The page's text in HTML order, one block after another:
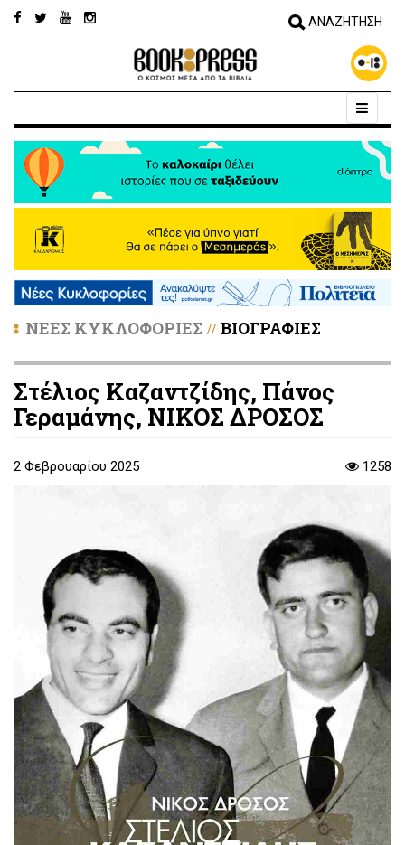
ΝΕΕΣ ΚΥΚΛΟΦΟΡΙΕΣ // ΒΙΟΓΡΑΦΙΕΣ
Στέλιος Καζαντζίδης, Πάνος
Γεραμάνης, ΝΙΚΟΣ ΔΡΟΣΟΣ
2 Φεβρουαρίου 2025 1258